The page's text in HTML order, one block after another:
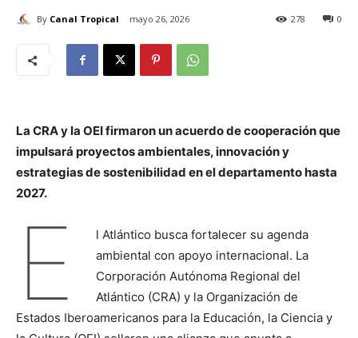
By Canal Tropical mayo 26, 2026 0
278
La CRA y la OEI firmaron un acuerdo de cooperación que
impulsará proyectos ambientales, innovación y
estrategias de sostenibilidad en el departamento hasta
2027.
E
l Atlántico busca fortalecer su agenda
ambiental con apoyo internacional. La
Corporación Autónoma Regional del
Atlántico (CRA) y la Organización de
Estados Iberoamericanos para la Educación, la Ciencia y